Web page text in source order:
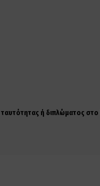
ταυτότητας ή διπλώματος στο